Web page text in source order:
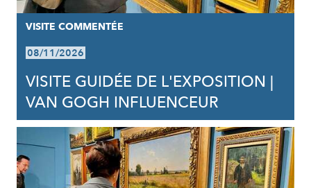
VISITE COMMENTÉE
08/11/2026
VISITE GUIDÉE DE L'EXPOSITION |
VAN GOGH INFLUENCEUR